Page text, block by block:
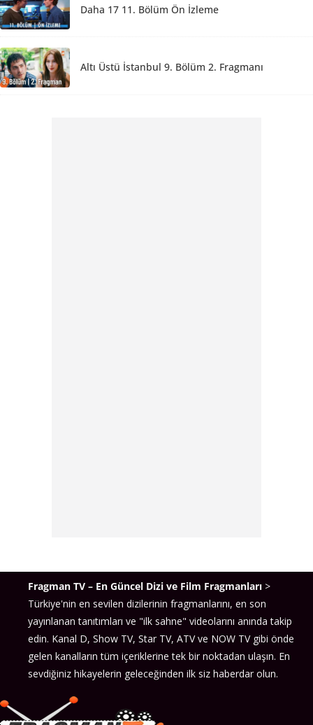
Daha 17 11. Bölüm Ön İzleme
Altı Üstü İstanbul 9. Bölüm 2. Fragmanı
Fragman TV – En Güncel Dizi ve Film Fragmanları >
Türkiye'nin en sevilen dizilerinin fragmanlarını, en son
yayınlanan tanıtımları ve "ilk sahne" videolarını anında takip
edin. Kanal D, Show TV, Star TV, ATV ve NOW TV gibi önde
gelen kanalların tüm içeriklerine tek bir noktadan ulaşın. En
sevdiğiniz hikayelerin geleceğinden ilk siz haberdar olun.